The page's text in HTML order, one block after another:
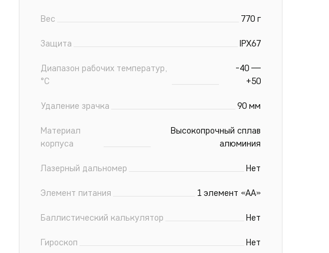
Вес 770 г
Защита IPX67
Диапазон рабочих температур,
°С
-40 —
+50
Удаление зрачка 90 мм
Материал
корпуса
Высокопрочный сплав
алюминия
Лазерный дальномер Нет
Элемент питания 1 элемент «АА»
Баллистический калькулятор Нет
Гироскоп Нет